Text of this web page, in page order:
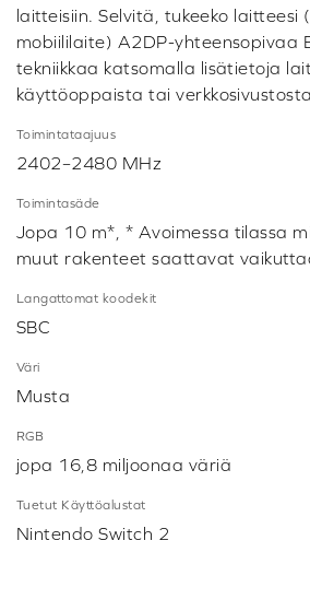
laitteisiin. Selvitä, tukeeko laitteesi
mobiililaite) A2DP-yhteensopivaa
tekniikkaa katsomalla lisätietoja
käyttöoppaista tai
Toimintataajuus
2402–2480 MHz
Toimintasäde
Jopa 10 m*, * Avoimessa tilassa
muut rakenteet saattavat
Langattomat koodekit
SBC
Väri
Musta
RGB
jopa 16,8 miljoonaa väriä
Tuetut Käyttöalustat
Nintendo Switch 2